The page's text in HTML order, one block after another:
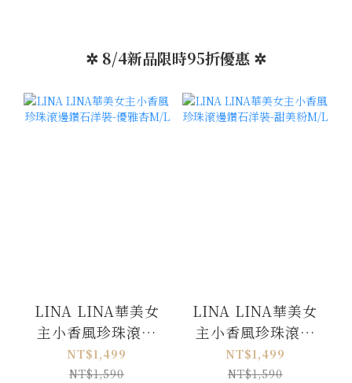
✲ 8/4新品限時95折優惠 ✲
LINA LINA華美女
主小香風珍珠滾邊
鑽石洋裝-優雅杏
M/L
NT$1,499
NT$1,590
LINA LINA華美女
主小香風珍珠滾邊
鑽石洋裝-甜美粉
M/L
NT$1,499
NT$1,590